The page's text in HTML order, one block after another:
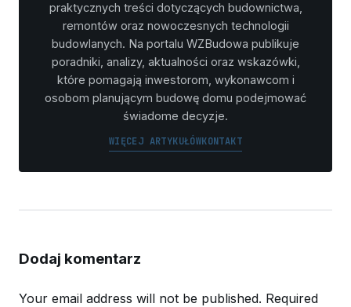
praktycznych treści dotyczących budownictwa,
remontów oraz nowoczesnych technologii
budowlanych. Na portalu WZBudowa publikuje
poradniki, analizy, aktualności oraz wskazówki,
które pomagają inwestorom, wykonawcom i
osobom planującym budowę domu podejmować
świadome decyzje.
WIĘCEJ ARTYKUŁÓWKONTAKT
Dodaj komentarz
Your email address will not be published. Required